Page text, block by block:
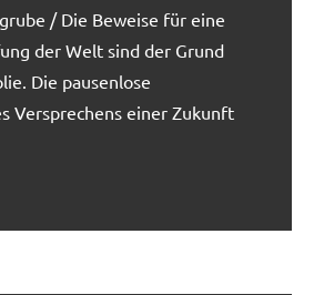
/ Die Beweise für eine
der Welt sind der Grund
Die pausenlose
Versprechens einer Zukunft